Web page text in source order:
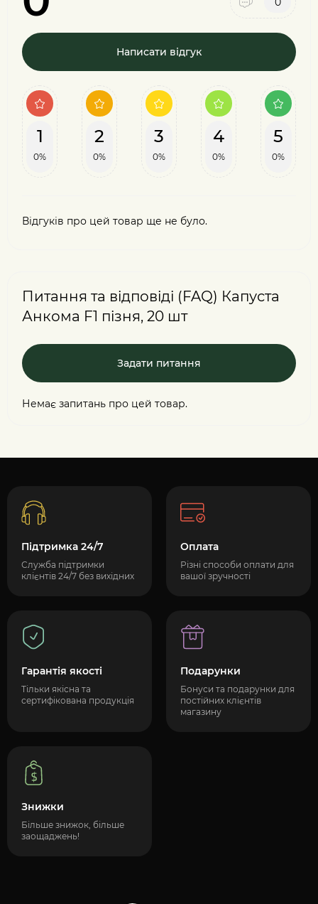
Написати відгук
1
0%
2
0%
3
0%
4
0%
5
0%
Відгуків про цей товар ще не було.
Питання та відповіді (FAQ) Капуста
Анкома F1 пізня, 20 шт
Задати питання
Немає запитань про цей товар.
Підтримка 24/7
Служба підтримки
клієнтів 24/7 без вихідних
Оплата
Різні способи оплати для
вашої зручності
Гарантія якості
Тільки якісна та
сертифікована продукція
Подарунки
Бонуси та подарунки для
постійних клієнтів
магазину
Знижки
Більше знижок, більше
заощаджень!